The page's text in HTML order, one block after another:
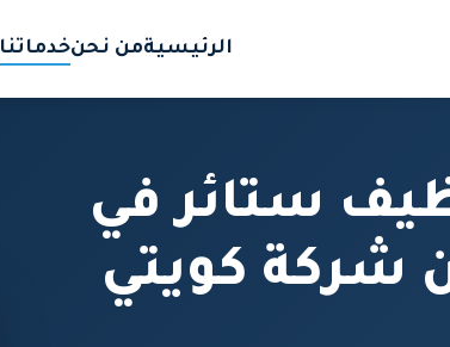
الرئيسيةمن نحنخدماتنا
ستائر في
شركة كويتي